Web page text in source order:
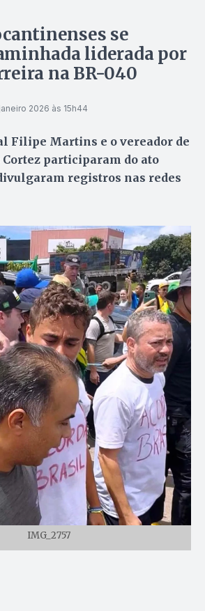
se
liderada por
na BR-040
2026 às 15h44
Filipe Martins e o vereador de
participaram do ato
registros nas redes
IMG_2757